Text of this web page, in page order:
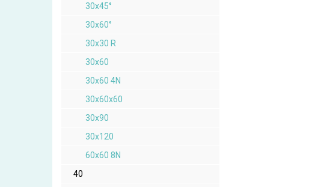
30x45°
30x60°
30x30 R
30x60
30x60 4N
30x60x60
30x90
30x120
60x60 8N
40